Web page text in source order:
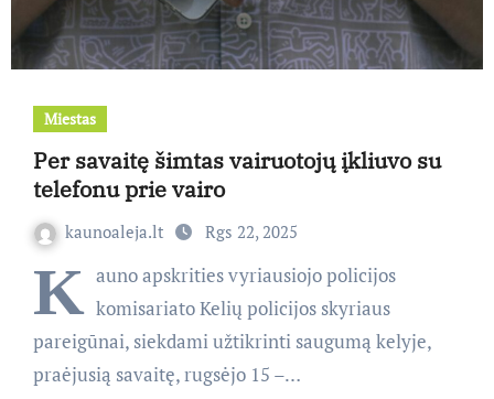
Miestas
Per savaitę šimtas vairuotojų įkliuvo su
telefonu prie vairo
kaunoaleja.lt Rgs 22, 2025
K auno apskrities vyriausiojo policijos
komisariato Kelių policijos skyriaus
pareigūnai, siekdami užtikrinti saugumą kelyje,
praėjusią savaitę, rugsėjo 15 –…